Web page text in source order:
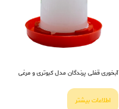
آبخوری قفلی پرندگان مدل کبوتری و مرغی
اطلاعات بیشتر